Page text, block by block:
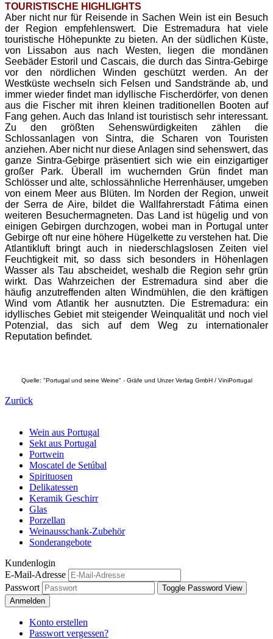
TOURISTISCHE HIGHLIGHTS
Aber nicht nur für Reisende in Sachen Wein ist ein Besuch
der Region empfehlenswert. Die Estremadura hat viele
touristische Höhepunkte zu bieten. An der südlichen Küste,
von Lissabon aus nach Westen, liegen die mondänen
Seebäder Estoril und Cascais, die durch das Sintra-Gebirge
vor den nördlichen Winden geschützt werden. An der
Westküste wechseln sich Felsen und Sandstrände ab, und
immer wieder findet man idyllische Fischerdörfer, von denen
aus die Fischer mit ihren kleinen traditionellen Booten auf
Fang gehen. Auch das Inland ist touristisch sehr interessant.
Zu den größten Sehenswürdigkeiten zählen die
Schlossanlagen von Sintra, die Scharen von Touristen
anziehen. Aber nicht nur diese Anlagen sind sehenswert, das
ganze Sintra-Gebirge präsentiert sich wie ein einzigartiger
großer Park. Überall im wuchernden Grün findet man
Schlösser und alte, schlossähnliche Herrenhäuser, umgeben
von einem Meer aus Blüten. Im Norden der Region, unweit
der Serra de Aire, bildet die Wallfahrerstadt Fátima einen
weiteren Besuchermagneten. Das Land ist hügelig und von
einigen Gebirgen durchzogen, wobei man in Portugal unter
Gebirge oft nur eine höhere Hügelkette zu verstehen hat. Die
Atlantikluft bringt auch in niederschlagslosen Zeiten viel
Feuchtigkeit mit, so dass sich besonders in Höhenlagen
Wasser als Tau abscheidet, weshalb die Region sehr grün
wirkt. Das Wahrzeichen der Estremadura sind aber die
häufig anzutreffenden alten Windmühlen, die den kräftigen
Wind vom Atlantik her ausnutzten. Die Estremadura: ein
idyllisches Gebiet mit steigender Weinqualität und noch viel
Potenzial, das sich auf dem Weg zu internationaler
Reputation befindet.
Quelle: "Portugal und seine Weine" - Gräfe und Unzer Verlag GmbH / ViniPortugal
Zurück
Wein aus Portugal
Sekt aus Portugal
Portwein
Moscatel de Setúbal
Spirituosen
Delikatessen
Keramik Geschirr
Glas
Porzellan
Weinausschank-Zubehör
Sonderangebote
Kundenlogin
E-Mail-Adresse
Passwort
Toggle Password View
Anmelden
Konto erstellen
Passwort vergessen?